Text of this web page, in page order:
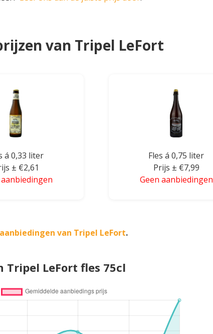
van Tripel LeFort
á 0,33 liter
± €2,61
Fles á 0,75 liter
Prijs ± €7,99
Geen aanbiedingen
van Tripel LeFort.
Tripel LeFort fles 75cl